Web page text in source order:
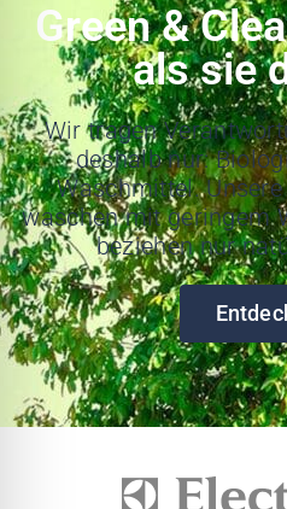
Green &
als sie
Wir tragen
deshalb nur:
Waschmittel.
waschen mit geringem
beziehen nur